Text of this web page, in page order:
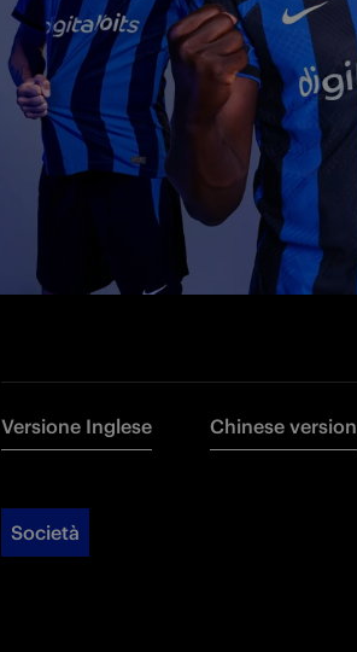
Versione Inglese Chinese version
Società